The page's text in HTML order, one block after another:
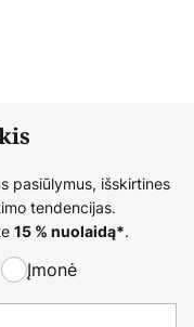
pasiūlymus, išskirtines
tendencijas.
15 % nuolaidą*.
Įmonė